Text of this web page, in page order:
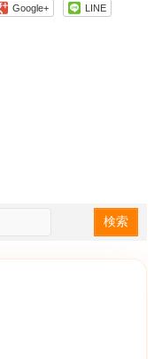
Google+ LINE